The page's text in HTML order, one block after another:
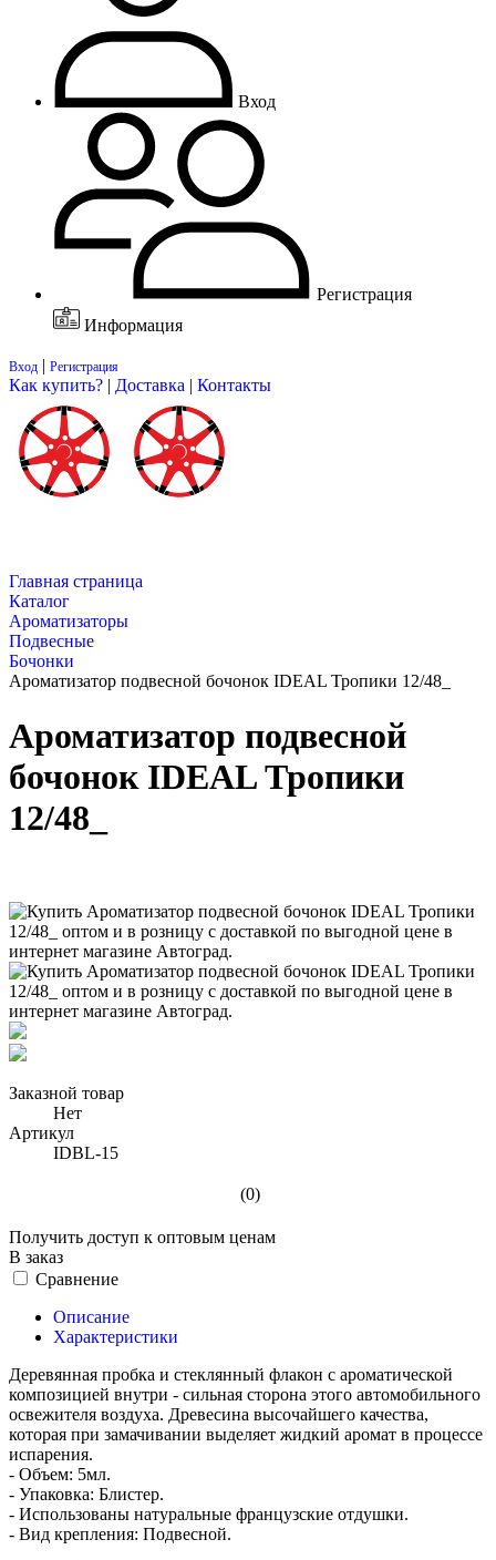
Вход
Регистрация
Информация
Вход | Регистрация
Как купить? | Доставка | Контакты
Главная страница
Каталог
Ароматизаторы
Подвесные
Бочонки
Ароматизатор подвесной бочонок IDEAL Тропики 12/48_
Ароматизатор подвесной
бочонок IDEAL Тропики
12/48_
Заказной товар
Нет
Артикул
IDBL-15
(0)
Получить доступ к оптовым ценам
В заказ
Сравнение
Описание
Характеристики
Деревянная пробка и стеклянный флакон с ароматической
композицией внутри - сильная сторона этого автомобильного
освежителя воздуха. Древесина высочайшего качества,
которая при замачивании выделяет жидкий аромат в процессе
испарения.
- Объем: 5мл.
- Упаковка: Блистер.
- Использованы натуральные французские отдушки.
- Вид крепления: Подвесной.